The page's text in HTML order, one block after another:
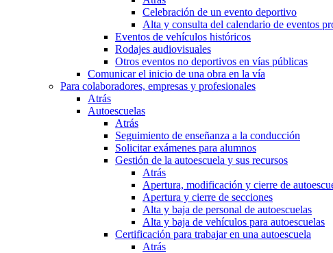
Celebración de un evento deportivo
Alta y consulta del calendario de eventos
Eventos de vehículos históricos
Rodajes audiovisuales
Otros eventos no deportivos en vías públicas
Comunicar el inicio de una obra en la vía
Para colaboradores, empresas y profesionales
Atrás
Autoescuelas
Atrás
Seguimiento de enseñanza a la conducción
Solicitar exámenes para alumnos
Gestión de la autoescuela y sus recursos
Atrás
Apertura, modificación y cierre de
Apertura y cierre de secciones
Alta y baja de personal de autoescuelas
Alta y baja de vehículos para autoescuelas
Certificación para trabajar en una autoescuela
Atrás